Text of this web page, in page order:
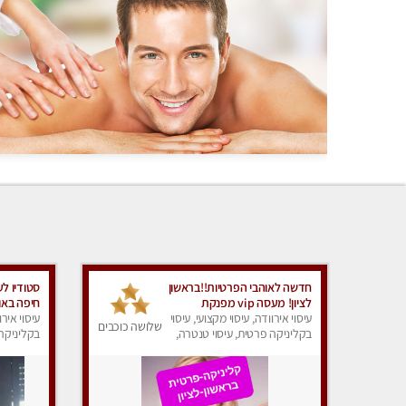
חדשה לאוהבי הפרטיות!!בראשון
לציון! מעסה vip מפנקת
בקליניקה פרטית לחלוטין!!! לבד!
לרציניים בלבד! מומלץ!
עיסוי אירוודה, עיסוי מקצועי, עיסוי
בקליניקה פרטית, עיסוי טנטרה,
שלושה כוכבים
סטודיו
חיפה
עיסוי